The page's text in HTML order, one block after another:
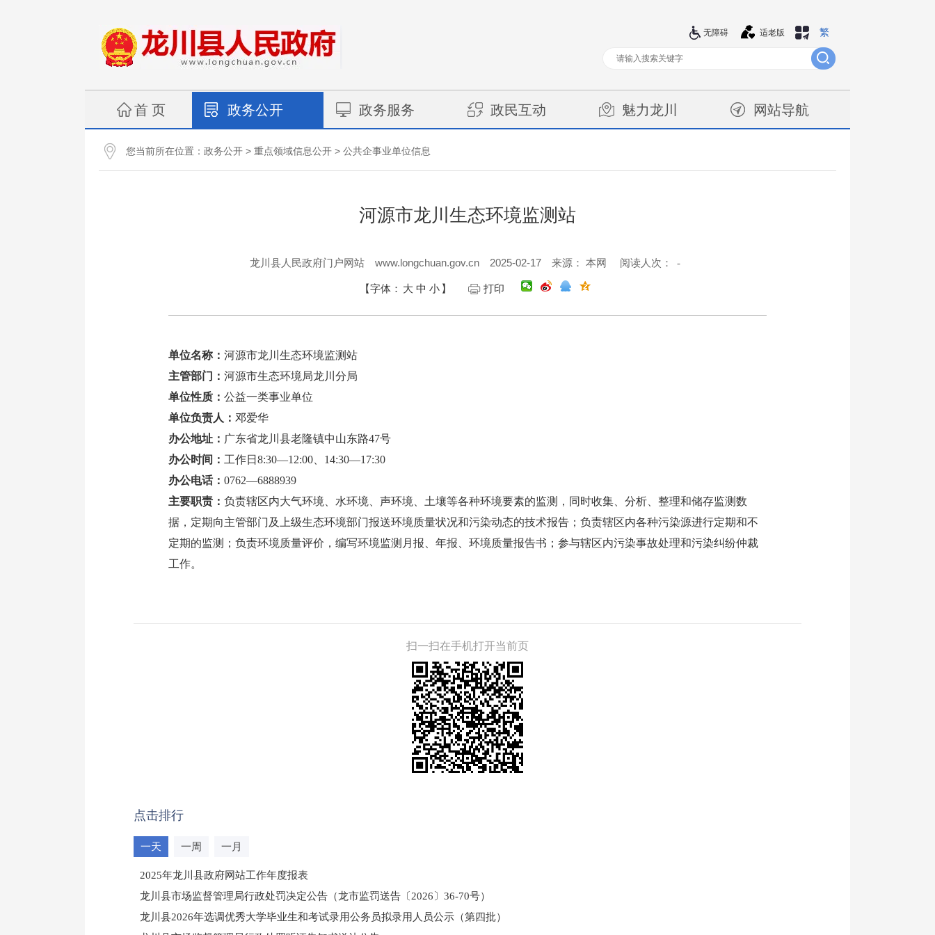
繁
适老版
无障碍
首 页 政务公开 政务服务 政民互动 魅力龙川 网站导航
您当前所在位置： 政务公开 > 重点领域信息公开 > 公共企事业单位信息
河源市龙川生态环境监测站
龙川县人民政府门户网站 www.longchuan.gov.cn 2025-02-17 来源： 本网 阅读人次： -
【字体： 大 中 小 】 打印
单位名称： 河源市龙川生态环境监测站
主管部门： 河源市生态环境局龙川分局
单位性质： 公益一类事业单位
单位负责人： 邓爱华
办公地址： 广东省龙川县老隆镇中山东路47号
办公时间： 工作日8:30—12:00、14:30—17:30
办公电话： 0762—6888939
主要职责： 负责辖区内大气环境、水环境、声环境、土壤等各种环境要素的监测，同时收集、分析、整理和储存监测数
据，定期向主管部门及上级生态环境部门报送环境质量状况和污染动态的技术报告；负责辖区内各种污染源进行定期和不
定期的监测；负责环境质量评价，编写环境监测月报、年报、环境质量报告书；参与辖区内污染事故处理和污染纠纷仲裁
工作。
扫一扫在手机打开当前页
点击排行
一天 一周 一月
2025年龙川县政府网站工作年度报表
龙川县市场监督管理局行政处罚决定公告（龙市监罚送告〔2026〕36-70号）
龙川县2026年选调优秀大学毕业生和考试录用公务员拟录用人员公示（第四批）